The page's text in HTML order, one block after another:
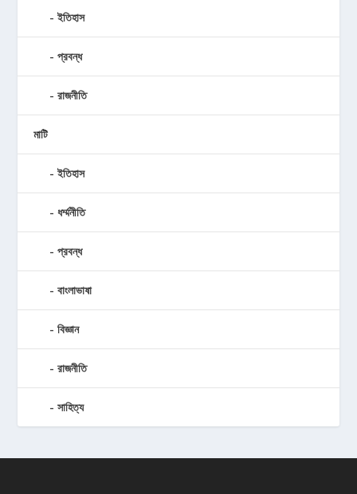
ইতিহাস
প্রবন্ধ
রাজনীতি
মাটি
ইতিহাস
ধর্ম্মনীতি
প্রবন্ধ
বাংলাভাষা
বিজ্ঞান
রাজনীতি
সাহিত্য